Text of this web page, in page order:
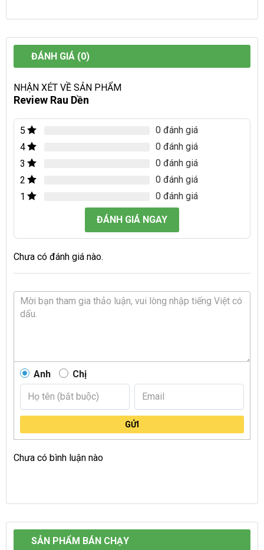
ĐÁNH GIÁ (0)
NHẬN XÉT VỀ SẢN PHẨM
Review Rau Dền
5
0 đánh giá
4
0 đánh giá
3
0 đánh giá
2
0 đánh giá
1
0 đánh giá
ĐÁNH GIÁ NGAY
Chưa có đánh giá nào.
Anh Chị
GỬI
Chưa có bình luận nào
SẢN PHẨM BÁN CHẠY